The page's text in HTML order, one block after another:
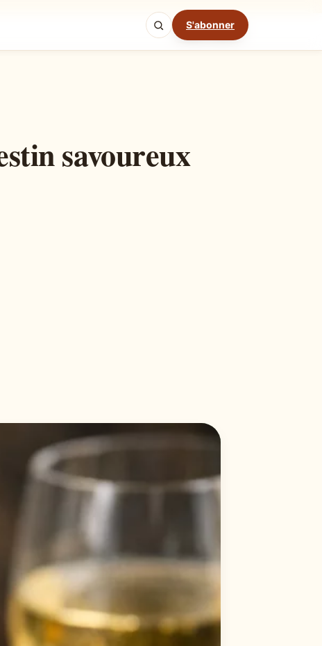
S'abonner
Mode cuisine
savoureux